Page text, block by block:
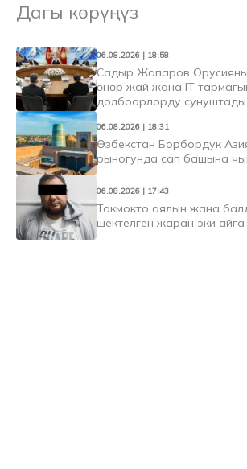
Дагы көрүңүз
06.08.2026 | 18:58
Садыр Жапаров
өнөр жай жана IT
долбоорлорду сунуштады
06.08.2026 | 18:31
Өзбекстан Борбордук
рыногунда сап башына
06.08.2026 | 17:43
Токмокто аялын жана
шектелген жаран эки